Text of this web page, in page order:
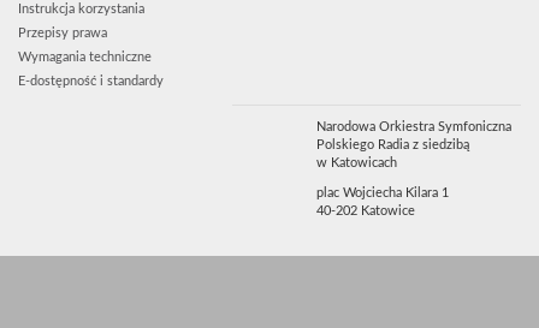
Instrukcja korzystania
Przepisy prawa
Wymagania techniczne
E-dostępność i standardy
Narodowa Orkiestra Symfoniczna
Polskiego Radia z siedzibą
w Katowicach
plac Wojciecha Kilara 1
40-202 Katowice